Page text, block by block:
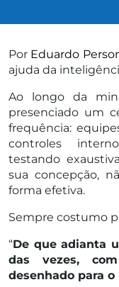
Por Eduardo
ajuda da
Ao longo da
presenciado um
frequência:
controles
testando
sua concepção,
forma efetiva.
Sempre costumo
“De que adianta
das vezes,
desenhado para